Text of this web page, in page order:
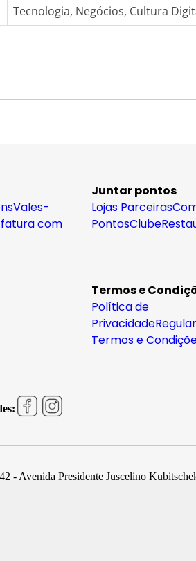
Tecnologia, Negócios, Cultura
Vales-
com
Juntar pontos
Lojas Parceiras
PontosClube
Termos e
Política de
Privacidade
Termos e
- Avenida Presidente Juscelino